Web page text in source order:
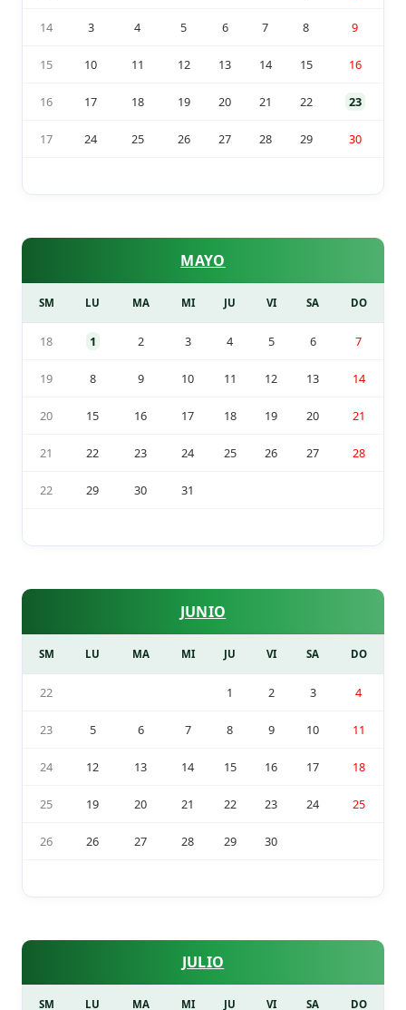
14 3 4 5 6 7 8 9
15 10 11 12 13 14 15 16
16 17 18 19 20 21 22 23
17 24 25 26 27 28 29 30
MAYO
SM LU MA MI JU VI SA DO
18 1 2 3 4 5 6 7
19 8 9 10 11 12 13 14
20 15 16 17 18 19 20 21
21 22 23 24 25 26 27 28
22 29 30 31
JUNIO
SM LU MA MI JU VI SA DO
22 1 2 3 4
23 5 6 7 8 9 10 11
24 12 13 14 15 16 17 18
25 19 20 21 22 23 24 25
26 26 27 28 29 30
JULIO
SM LU MA MI JU VI SA DO